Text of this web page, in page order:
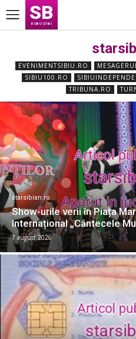
SB
ROBO ȘTIRI
EVENIMENTSIBIU.RO
SIBIU100.RO
TRIBUNA.RO
starsibian.ro
Show-urile verii în Piața
Internațional „Cântecele
7 august 2026